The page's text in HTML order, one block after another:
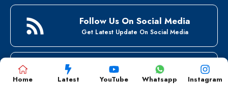
Follow Us On Social Media
Get Latest Update On Social Media
Home Latest YouTube Whatsapp Instagram